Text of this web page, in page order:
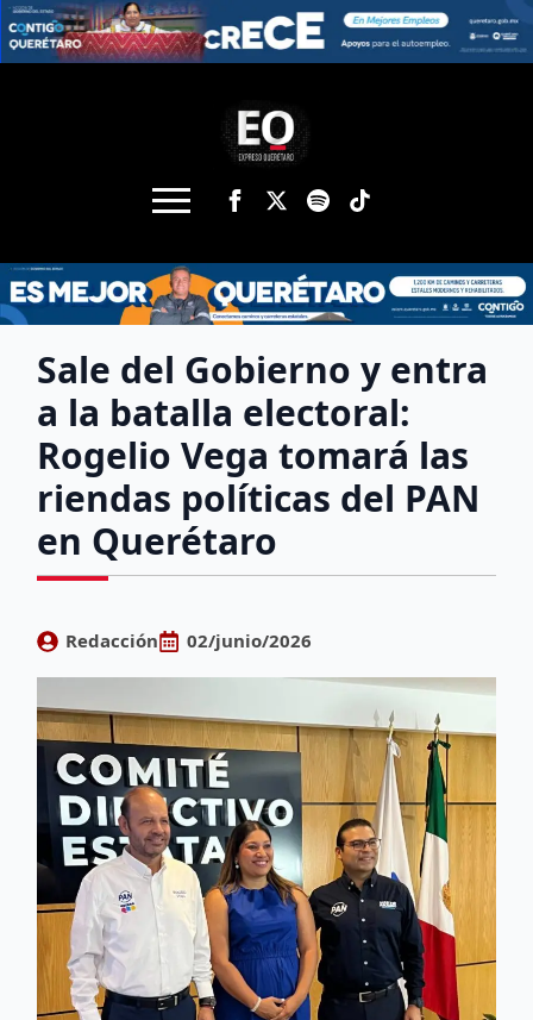
Sale del Gobierno y entra
a la batalla electoral:
Rogelio Vega tomará las
riendas políticas del PAN
en Querétaro
Redacción 02/junio/2026